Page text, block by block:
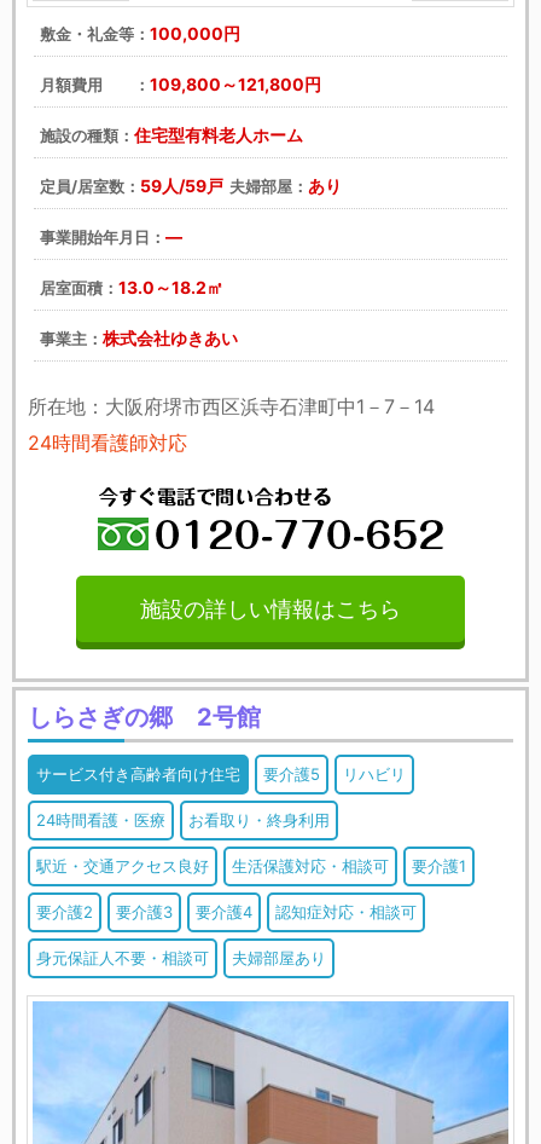
戻る
敷金・礼金等： 100,000円
月額費用 ： 109,800～121,800円
施設の種類： 住宅型有料老人ホーム
定員/居室数： 59人/59戸 夫婦部屋： あり
事業開始年月日： ―
居室面積： 13.0～18.2㎡
事業主： 株式会社ゆきあい
所在地：大阪府堺市西区浜寺石津町中1－7－14
24時間看護師対応
施設の詳しい情報はこちら
しらさぎの郷 2号館
サービス付き高齢者向け住宅 要介護5 リハビリ
24時間看護・医療 お看取り・終身利用
駅近・交通アクセス良好 生活保護対応・相談可 要介護1
要介護2 要介護3 要介護4 認知症対応・相談可
身元保証人不要・相談可 夫婦部屋あり